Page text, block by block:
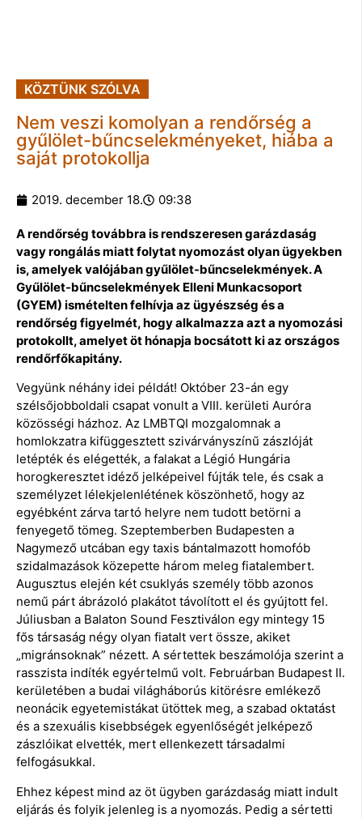
KÖZTÜNK SZÓLVA
Nem veszi komolyan a rendőrség a
gyűlölet-bűncselekményeket, hiába a
saját protokollja
2019. december 18. 09:38
A rendőrség továbbra is rendszeresen garázdaság
vagy rongálás miatt folytat nyomozást olyan ügyekben
is, amelyek valójában gyűlölet-bűncselekmények. A
Gyűlölet-bűncselekmények Elleni Munkacsoport
(GYEM) ismételten felhívja az ügyészség és a
rendőrség figyelmét, hogy alkalmazza azt a nyomozási
protokollt, amelyet öt hónapja bocsátott ki az országos
rendőrfőkapitány.
Vegyünk néhány idei példát! Október 23-án egy
szélsőjobboldali csapat vonult a VIII. kerületi Auróra
közösségi házhoz. Az LMBTQI mozgalomnak a
homlokzatra kifüggesztett szivárványszínű zászlóját
letépték és elégették, a falakat a Légió Hungária
horogkeresztet idéző jelképeivel fújták tele, és csak a
személyzet lélekjelenlétének köszönhető, hogy az
egyébként zárva tartó helyre nem tudott betörni a
fenyegető tömeg. Szeptemberben Budapesten a
Nagymező utcában egy taxis bántalmazott homofób
szidalmazások közepette három meleg fiatalembert.
Augusztus elején két csuklyás személy több azonos
nemű párt ábrázoló plakátot távolított el és gyújtott fel.
Júliusban a Balaton Sound Fesztiválon egy mintegy 15
fős társaság négy olyan fiatalt vert össze, akiket
„migránsoknak” nézett. A sértettek beszámolója szerint a
rasszista indíték egyértelmű volt. Februárban Budapest II.
kerületében a budai világháborús kitörésre emlékező
neonácik egyetemistákat ütöttek meg, a szabad oktatást
és a szexuális kisebbségek egyenlőségét jelképező
zászlóikat elvették, mert ellenkezett társadalmi
felfogásukkal.
Ehhez képest mind az öt ügyben garázdaság miatt indult
eljárás és folyik jelenleg is a nyomozás. Pedig a sértetti